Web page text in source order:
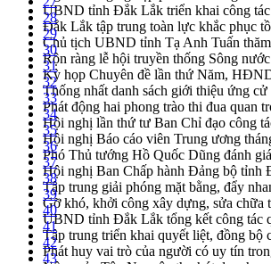
UBND tỉnh Đắk Lắk triển khai công
Đắk Lắk tập trung toàn lực khắc phục
Chủ tịch UBND tỉnh Tạ Anh Tuấn
Rộn ràng lễ hội truyền thống Sông
Kỳ họp Chuyên đề lần thứ Năm,
Thống nhất danh sách giới thiệu ứng
Phát động hai phong trào thi đua quan
Hội nghị lần thứ tư Ban Chỉ đạo công
Hội nghị Báo cáo viên Trung ương
Phó Thủ tướng Hồ Quốc Dũng đánh
Hội nghị Ban Chấp hành Đảng bộ tỉnh
Tập trung giải phóng mặt bằng, đẩy
Gỡ khó, khởi công xây dựng, sửa chữa
UBND tỉnh Đắk Lắk tổng kết công tác
Tập trung triển khai quyết liệt, đồng bộ
Phát huy vai trò của người có uy tín
28
29
30
31
32
33
34
35
36
37
38
39
40
41
42
43